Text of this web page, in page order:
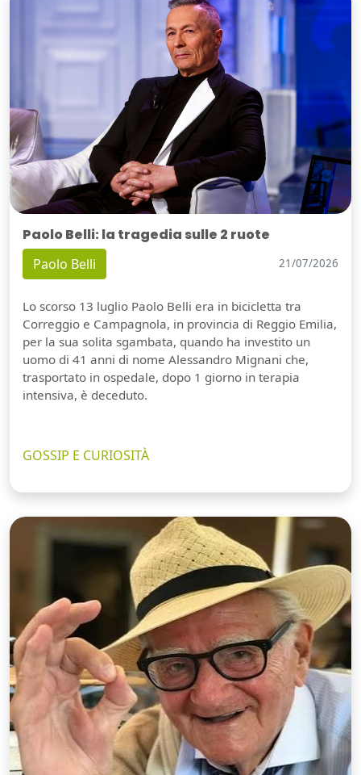
Paolo Belli: la tragedia sulle 2 ruote
Paolo Belli 21/07/2026
Lo scorso 13 luglio Paolo Belli era in bicicletta tra
Correggio e Campagnola, in provincia di Reggio Emilia,
per la sua solita sgambata, quando ha investito un
uomo di 41 anni di nome Alessandro Mignani che,
trasportato in ospedale, dopo 1 giorno in terapia
intensiva, è deceduto.
GOSSIP E CURIOSITÀ